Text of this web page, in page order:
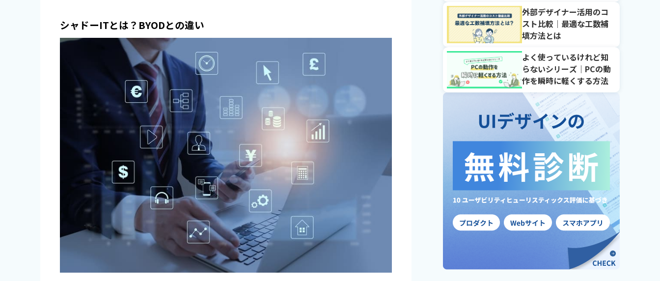
シャドーITとは？BYODとの違い
外部デザイナー活用のコ
スト比較｜最適な工数補
填方法とは
よく使っているけれど知
らないシリーズ｜PCの動
作を瞬時に軽くする方法